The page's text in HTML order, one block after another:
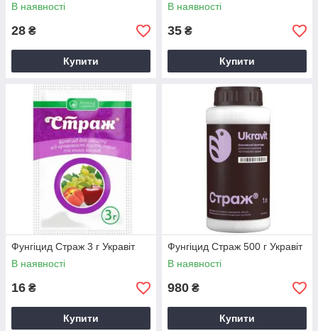
В наявності
28 ₴
Купити
В наявності
35 ₴
Купити
Фунгіцид Страж 3 г Укравіт
В наявності
16 ₴
Купити
Фунгіцид Страж 500 г Укравіт
В наявності
980 ₴
Купити